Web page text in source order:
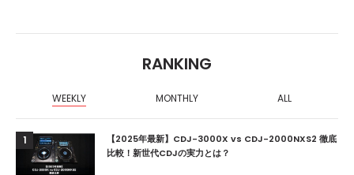
RANKING
WEEKLY MONTHLY ALL
1
【2025年最新】CDJ-3000X vs CDJ-2000NXS2 徹底
比較！新世代CDJの実力とは？